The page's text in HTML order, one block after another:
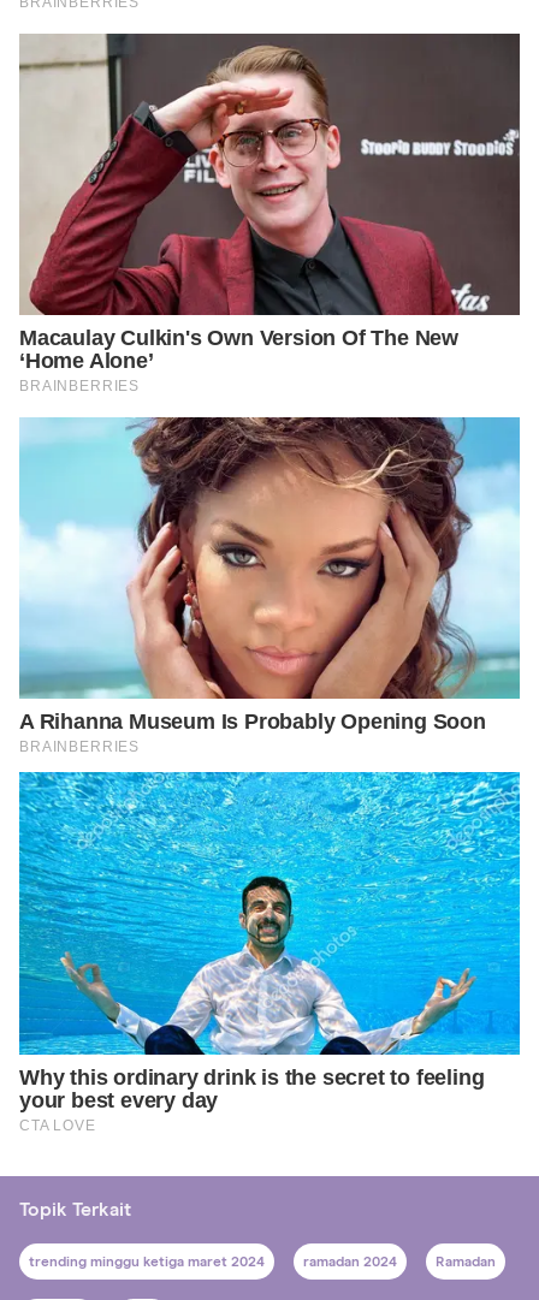
Topik Terkait
trending minggu ketiga maret 2024 ramadan 2024 Ramadan